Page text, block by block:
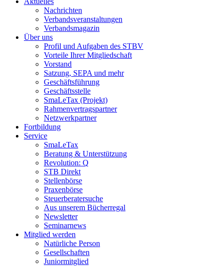
Nachrichten
Verbandsveranstaltungen
Verbandsmagazin
Über uns
Profil und Aufgaben des STBV
Vorteile Ihrer Mitgliedschaft
Vorstand
Satzung, SEPA und mehr
Geschäftsführung
Geschäftsstelle
SmaLeTax (Projekt)
Rahmenvertragspartner
Netzwerkpartner
Fortbildung
Service
SmaLeTax
Beratung & Unterstützung
Revolution: Q
STB Direkt
Stellenbörse
Praxenbörse
Steuerberatersuche
Aus unserem Bücherregal
Newsletter
Seminarnews
Mitglied werden
Natürliche Person
Gesellschaften
Juniormitglied